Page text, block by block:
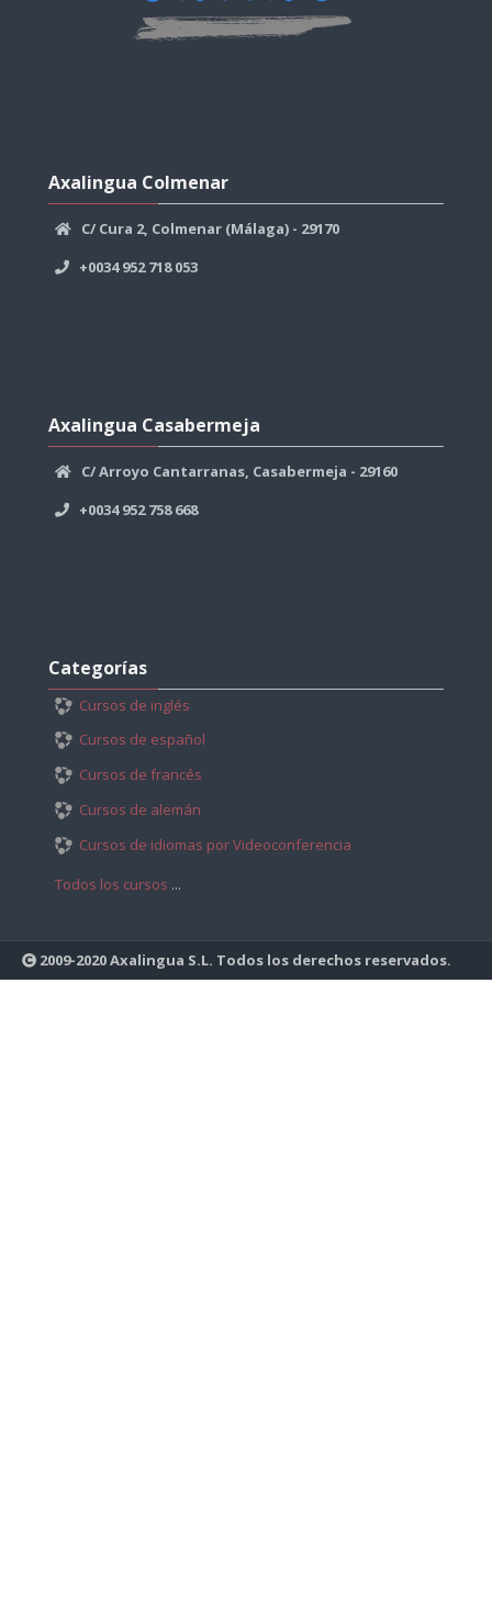
Axalingua Colmenar
C/ Cura 2, Colmenar (Málaga) - 29170
+0034 952 718 053
Casabermeja
Axalingua Casabermeja
C/ Arroyo Cantarranas, Casabermeja - 29160
+0034 952 758 668
Categorías
Cursos de inglés
Cursos de español
Cursos de francés
Cursos de alemán
Cursos de idiomas por Videoconferencia
Todos los cursos ...
2009-2020 Axalingua S.L. Todos los derechos reservados.